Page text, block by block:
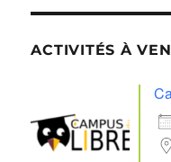
ACTIVITÉS À